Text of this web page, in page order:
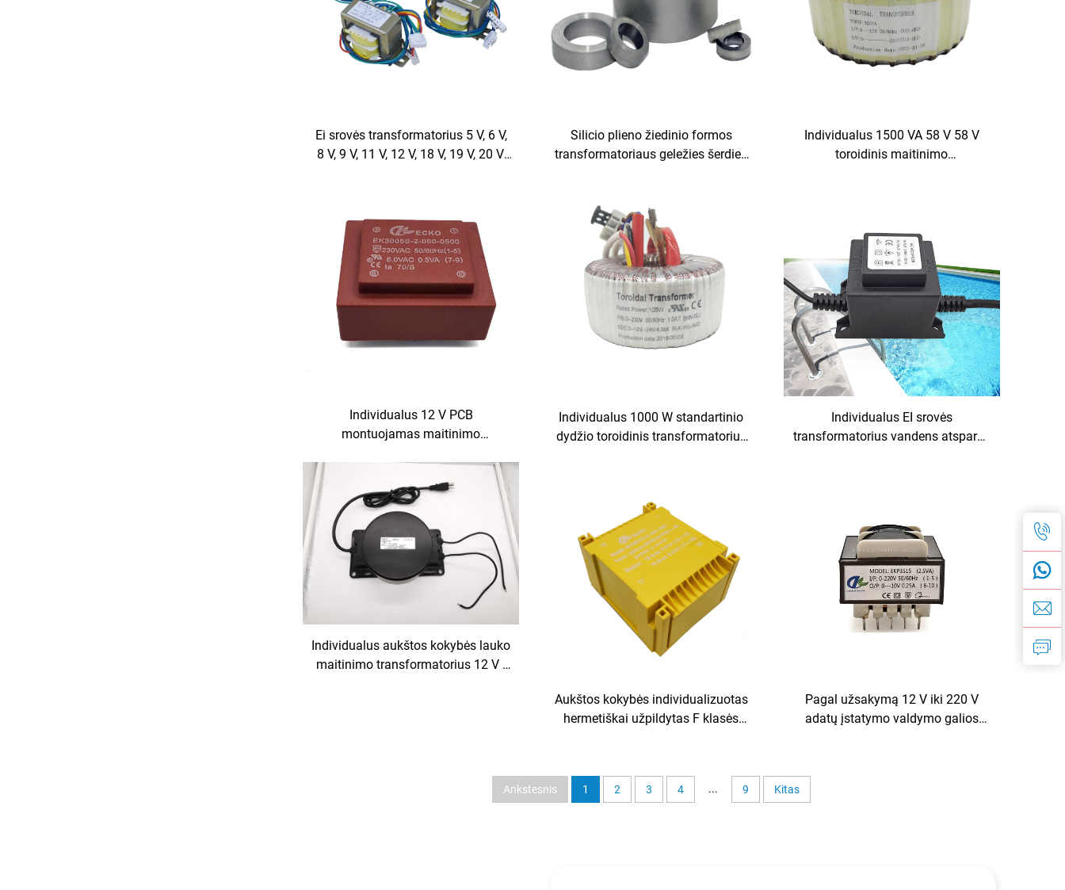
Ei srovės transformatorius 5 V, 6 V,
8 V, 9 V, 11 V, 12 V, 18 V, 19 V, 20 V,
Silicio plieno žiedinio formos
transformatoriaus geležies šerdies
Individualus 1500 VA 58 V 58 V
toroidinis maitinimo
transformatorius
Individualus 12 V PCB
montuojamas maitinimo
transformatorius su 110 V, 220 V,
240 V įvestimi ir 380 V, 24 V, 36 V
išvestimi, 50 Hz dažnis
Individualus 1000 W standartinio
dydžio toroidinis transformatorius
Individualus EI srovės
transformatorius vandens atsparus
Individualus aukštos kokybės lauko
maitinimo transformatorius 12 V į
Aukštos kokybės individualizuotas
hermetiškai užpildytas F klasės
V, 36 V išvestis, 50 Hz dažnis
Pagal užsakymą 12 V iki 220 V
adatų įstatymo valdymo galios
Ankstesnis 1 2 3 4 ... 9 Kitas